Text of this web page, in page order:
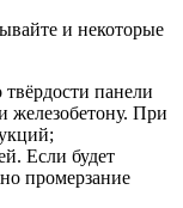
и некоторые
панели
железобетону. При
Если будет
промерзание